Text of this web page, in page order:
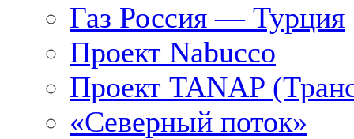
Газ Россия — Турция
Проект Nabucco
Проект TANAP
«Северный поток»